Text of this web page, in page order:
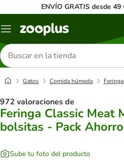
ENVÍO GRATIS desde
Menú
Buscar
productos
Gatos Comida húmeda Feringa
972 valoraciones de
Feringa Classic Meat
bolsitas - Pack Ahorro
Sube tu foto del producto